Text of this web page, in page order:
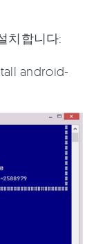
치합니다:
android-